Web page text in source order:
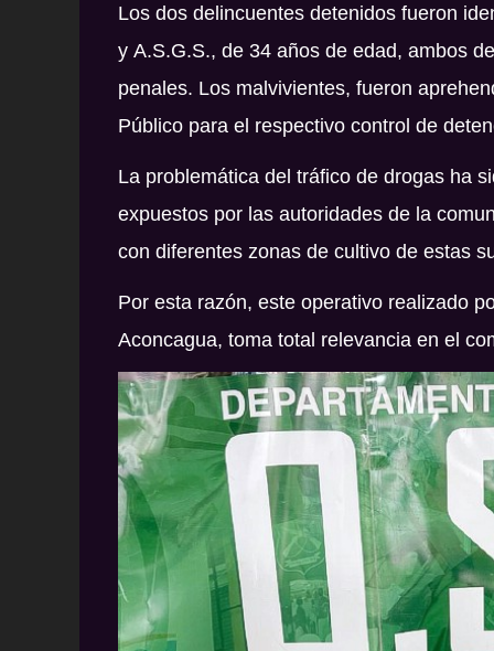
Los dos delincuentes detenidos fueron
y A.S.G.S., de 34 años de edad, ambos
penales. Los malvivientes, fueron
Público para el respectivo control de
La problemática del tráfico de drogas ha
expuestos por las autoridades de la
con diferentes zonas de cultivo de estas
Por esta razón, este operativo realizado
Aconcagua, toma total relevancia en el